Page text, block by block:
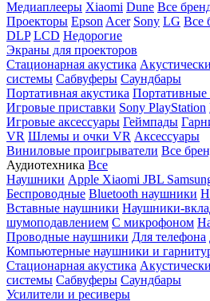
Медиаплееры Xiaomi Dune Все
Проекторы Epson Acer Sony LG Все
DLP LCD Недорогие
Экраны для проекторов
Стационарная акустика
системы Сабвуферы Саундбары
Портативная акустика Портативные
Игровые приставки Sony PlayStation
Игровые аксессуары Геймпады
VR Шлемы и очки VR Аксессуары
Виниловые проигрыватели Все
Аудиотехника Все
Наушники Apple Xiaomi JBL
Беспроводные Bluetooth наушники
Вставные наушники Наушники-
шумоподавлением С микрофоном
Проводные наушники Для телефона
Компьютерные наушники и
Стационарная акустика
системы Сабвуферы Саундбары
Усилители и ресиверы